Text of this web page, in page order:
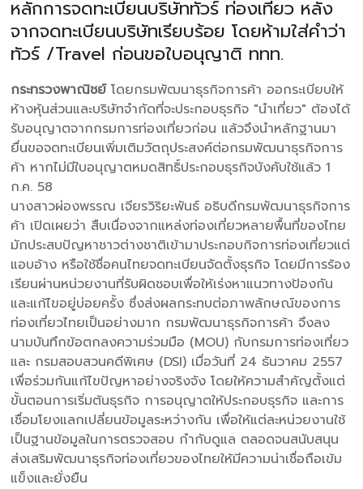
หลักการจดทะเบียนบริษัททัวร์ ท่องเที่ยว หลัง
จากจดทะเบียนบริษัทเรียบร้อย โดยห้ามใส่คำว่า
ทัวร์ /Travel ก่อนขอใบอนุญาติ ททท.
กระทรวงพาณิชย์โดยกรมพัฒนาธุรกิจการค้า ออกระเบียบให้
ห้างหุ้นส่วนและบริษัทจำกัดที่จะประกอบธุรกิจ "นำเที่ยว" ต้องได้
รับอนุญาตจากกรมการท่องเที่ยวก่อน แล้วจึงนำหลักฐานมา
ยื่นขอจดทะเบียนเพิ่มเติมวัตถุประสงค์ต่อกรมพัฒนาธุรกิจการ
ค้า หากไม่มีใบอนุญาตหมดสิทธิ์ประกอบธุรกิจบังคับใช้แล้ว 1
ก.ค. 58
นางสาวผ่องพรรณ เจียรวิริยะพันธ์ อธิบดีกรมพัฒนาธุรกิจการ
ค้า เปิดเผยว่า สืบเนื่องจากแหล่งท่องเที่ยวหลายพื้นที่ของไทย
มักประสบปัญหาชาวต่างชาติเข้ามาประกอบกิจการท่องเที่ยวแต่
แอบอ้าง หรือใช้ชื่อคนไทยจดทะเบียนจัดตั้งธุรกิจ โดยมีการร้อง
เรียนผ่านหน่วยงานที่รับผิดชอบเพื่อให้เร่งหาแนวทางป้องกัน
และแก้ไขอยู่บ่อยครั้ง ซึ่งส่งผลกระทบต่อภาพลักษณ์ของการ
ท่องเที่ยวไทยเป็นอย่างมาก กรมพัฒนาธุรกิจการค้า จึงลง
นามบันทึกข้อตกลงความร่วมมือ (MOU) กับกรมการท่องเที่ยว
และ กรมสอบสวนคดีพิเศษ (DSI) เมื่อวันที่ 24 ธันวาคม 2557
เพื่อร่วมกันแก้ไขปัญหาอย่างจริงจัง โดยให้ความสำคัญตั้งแต่
ขั้นตอนการเริ่มต้นธุรกิจ การอนุญาตให้ประกอบธุรกิจ และการ
เชื่อมโยงแลกเปลี่ยนข้อมูลระหว่างกัน เพื่อให้แต่ละหน่วยงานใช้
เป็นฐานข้อมูลในการตรวจสอบ กำกับดูแล ตลอดจนสนับสนุน
ส่งเสริมพัฒนาธุรกิจท่องเที่ยวของไทยให้มีความน่าเชื่อถือเข้ม
แข็งและยั่งยืน